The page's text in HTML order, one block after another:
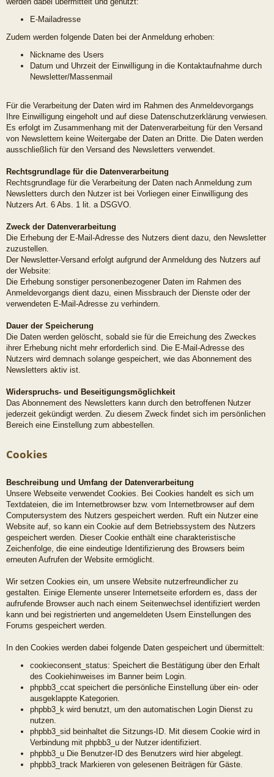
E-Mailadresse
Zudem werden folgende Daten bei der Anmeldung erhoben:
Nickname des Users
Datum und Uhrzeit der Einwilligung in die Kontaktaufnahme durch
Newsletter/Massenmail
Für die Verarbeitung der Daten wird im Rahmen des Anmeldevorgangs
Ihre Einwilligung eingeholt und auf diese Datenschutzerklärung verwiesen.
Es erfolgt im Zusammenhang mit der Datenverarbeitung für den Versand
von Newslettern keine Weitergabe der Daten an Dritte. Die Daten werden
ausschließlich für den Versand des Newsletters verwendet.
Rechtsgrundlage für die Datenverarbeitung
Rechtsgrundlage für die Verarbeitung der Daten nach Anmeldung zum
Newsletters durch den Nutzer ist bei Vorliegen einer Einwilligung des
Nutzers Art. 6 Abs. 1 lit. a DSGVO.
Zweck der Datenverarbeitung
Die Erhebung der E-Mail-Adresse des Nutzers dient dazu, den Newsletter
zuzustellen.
Der Newsletter-Versand erfolgt aufgrund der Anmeldung des Nutzers auf
der Website:
Die Erhebung sonstiger personenbezogener Daten im Rahmen des
Anmeldevorgangs dient dazu, einen Missbrauch der Dienste oder der
verwendeten E-Mail-Adresse zu verhindern.
Dauer der Speicherung
Die Daten werden gelöscht, sobald sie für die Erreichung des Zweckes
ihrer Erhebung nicht mehr erforderlich sind. Die E-Mail-Adresse des
Nutzers wird demnach solange gespeichert, wie das Abonnement des
Newsletters aktiv ist.
Widerspruchs- und Beseitigungsmöglichkeit
Das Abonnement des Newsletters kann durch den betroffenen Nutzer
jederzeit gekündigt werden. Zu diesem Zweck findet sich im persönlichen
Bereich eine Einstellung zum abbestellen.
Cookies
Beschreibung und Umfang der Datenverarbeitung
Unsere Webseite verwendet Cookies. Bei Cookies handelt es sich um
Textdateien, die im Internetbrowser bzw. vom Internetbrowser auf dem
Computersystem des Nutzers gespeichert werden. Ruft ein Nutzer eine
Website auf, so kann ein Cookie auf dem Betriebssystem des Nutzers
gespeichert werden. Dieser Cookie enthält eine charakteristische
Zeichenfolge, die eine eindeutige Identifizierung des Browsers beim
erneuten Aufrufen der Website ermöglicht.
Wir setzen Cookies ein, um unsere Website nutzerfreundlicher zu
gestalten. Einige Elemente unserer Internetseite erfordern es, dass der
aufrufende Browser auch nach einem Seitenwechsel identifiziert werden
kann und bei registrierten und angemeldeten Usern Einstellungen des
Forums gespeichert werden.
In den Cookies werden dabei folgende Daten gespeichert und übermittelt:
cookieconsent_status: Speichert die Bestätigung über den Erhalt
des Cookiehinweises im Banner beim Login.
phpbb3_ccat speichert die persönliche Einstellung über ein- oder
ausgeklappte Kategorien.
phpbb3_k wird benutzt, um den automatischen Login Dienst zu
nutzen.
phpbb3_sid beinhaltet die Sitzungs-ID. Mit diesem Cookie wird in
Verbindung mit phpbb3_u der Nutzer identifiziert.
phpbb3_u Die Benutzer-ID des Benutzers wird hier abgelegt.
phpbb3_track Markieren von gelesenen Beiträgen für Gäste.